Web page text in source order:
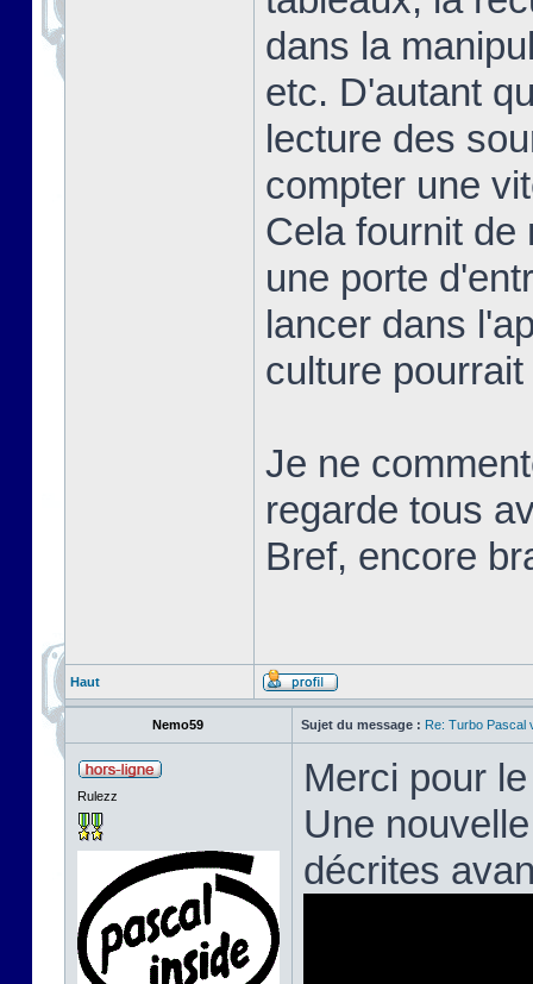
dans la
etc. D'autant
lecture des
compter une
Cela fournit de
une porte
lancer dans
culture
Je ne
regarde tous
Bref, encore
Haut
Nemo59 Sujet du message : Re: Turbo Pascal
Rulezz
Merci pour
Une
décrites